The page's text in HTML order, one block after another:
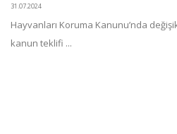
31.07.2024
Hayvanları Koruma Kanunu’nda
kanun teklifi ...